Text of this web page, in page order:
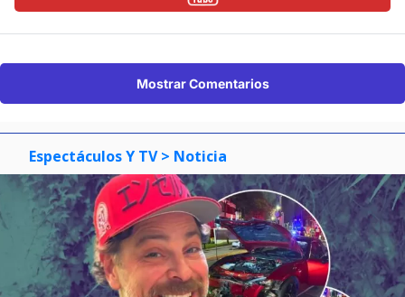
Mostrar Comentarios
Espectáculos Y TV > Noticia